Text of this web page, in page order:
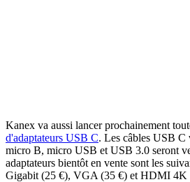
Kanex va aussi lancer prochainement
d'adaptateurs USB C. Les câbles USB
micro B, micro USB et USB 3.0 seront
adaptateurs bientôt en vente sont les
Gigabit (25 €), VGA (35 €) et HDMI 4K